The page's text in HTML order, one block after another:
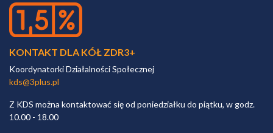
KONTAKT DLA KÓŁ ZDR3+
Koordynatorki Działalności Społecznej
kds@3plus.pl
Z KDS można kontaktować się od poniedziałku do piątku, w godz.
10.00 - 18.00